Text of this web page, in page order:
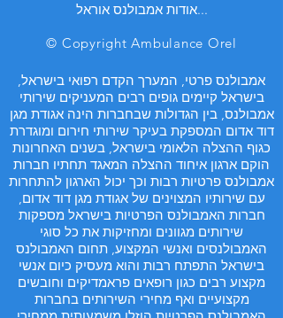
אודות אמבולנס אוראל...
© Copyright Ambulance Orel
אמבולנס פרטי, המערך הקדם רפואי בישראל,
בישראל קיימים גופים רבים המעניקים שירותי
אמבולנס, בין הגדולות שבחברות הינה אגודת מגן
דוד אדום המספקת בעיקר שירותי חירום ומוגדרת
כגוף ההצלה הלאומי בישראל, בשנים האחרונות
הוקם ארגון איחוד ההצלה המאגד תחתיו חברות
אמבולנס פרטיות רבות וכך יכול הארגון להתחרות
עם שירותיו המצוינים של אגודת מגן דוד אדום,
חברות האמבולנס הפרטיות בישראל מספקות
שירותים מגוונים ומחזיקות את כל סוגי
האמבולנסים ואנשי המקצוע, תחום האמבולנס
בישראל התפתח רבות והוא מעסיק כיום אנשי
מקצוע רבים כגון רופאים פראמדיקים וחובשים
מקצועיים ואף מחירי השירותים בחברות